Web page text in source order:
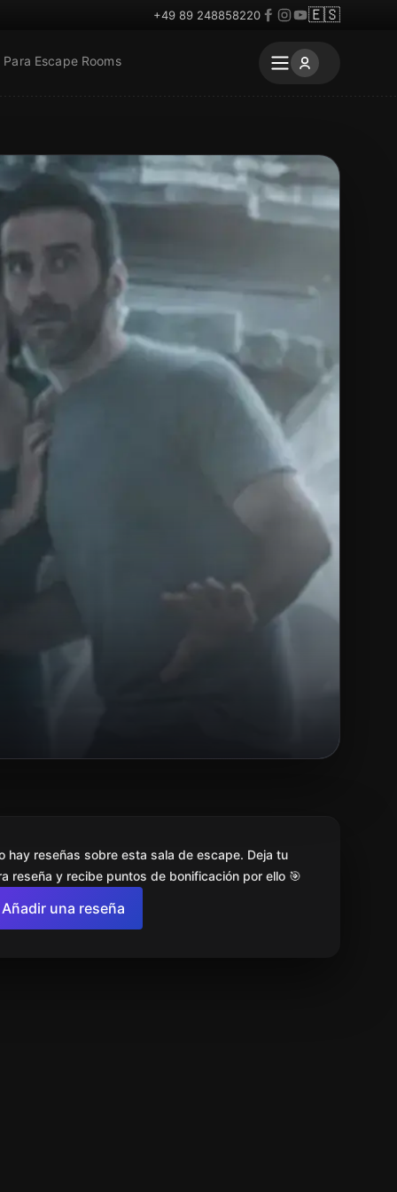
+49 89 248858220 🇪🇸
Para Escape Rooms
hay reseñas sobre esta sala de escape. Deja tu
reseña y recibe puntos de bonificación por ello 🎯
Añadir una reseña